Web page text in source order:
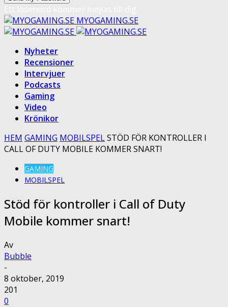
MYOGAMING.SE
Nyheter
Recensioner
Intervjuer
Podcasts
Gaming
Video
Krönikor
HEM GAMING MOBILSPELSTÖD FÖR KONTROLLER I
CALL OF DUTY MOBILE KOMMER SNART!
GAMING
MOBILSPEL
Stöd för kontroller i Call of Duty
Mobile kommer snart!
Av
Bubble
-
8 oktober, 2019
201
0